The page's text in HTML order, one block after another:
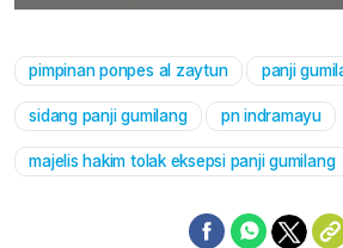
pimpinan ponpes al zaytun panji
sidang panji gumilang pn indramayu
majelis hakim tolak eksepsi panji gumilang